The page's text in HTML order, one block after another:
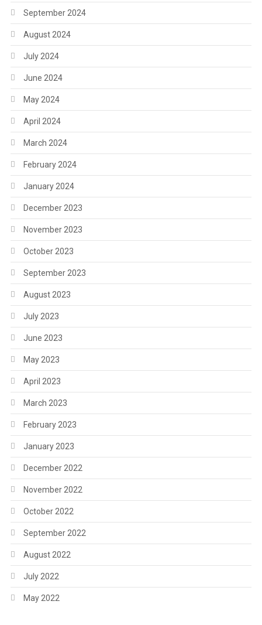
September 2024
August 2024
July 2024
June 2024
May 2024
April 2024
March 2024
February 2024
January 2024
December 2023
November 2023
October 2023
September 2023
August 2023
July 2023
June 2023
May 2023
April 2023
March 2023
February 2023
January 2023
December 2022
November 2022
October 2022
September 2022
August 2022
July 2022
May 2022